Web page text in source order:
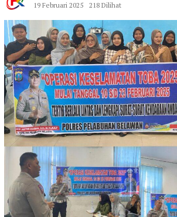
19 Februari 2025
218 Dilihat